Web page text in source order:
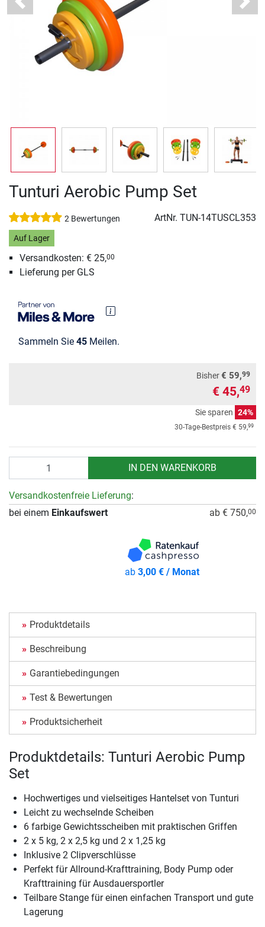
Previous Next
Tunturi Aerobic Pump Set
2 Bewertungen ArtNr. TUN-14TUSCL353
Auf Lager
Versandkosten: € 25,00
Lieferung per GLS
Sammeln Sie 45 Meilen.
Bisher€ 59,99
€ 45,49
Sie sparen 24%
30-Tage-Bestpreis € 59,99
IN DEN WARENKORB
Versandkostenfreie Lieferung:
bei einem Einkaufswert ab € 750,00
ab3,00 € / Monat
Produktdetails
Beschreibung
Garantiebedingungen
Test & Bewertungen
Produktsicherheit
Produktdetails: Tunturi Aerobic Pump
Set
Hochwertiges und vielseitiges Hantelset von Tunturi
Leicht zu wechselnde Scheiben
6 farbige Gewichtsscheiben mit praktischen Griffen
2 x 5 kg, 2 x 2,5 kg und 2 x 1,25 kg
Inklusive 2 Clipverschlüsse
Perfekt für Allround-Krafttraining, Body Pump oder
Krafttraining für Ausdauersportler
Teilbare Stange für einen einfachen Transport und gute
Lagerung